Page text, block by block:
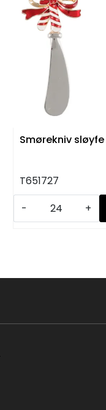
Smørekniv
T651727
-
+